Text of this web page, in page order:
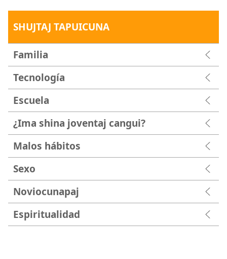
SHUJTAJ TAPUICUNA
Familia
Tecnología
Escuela
¿Ima shina joventaj cangui?
Malos hábitos
Sexo
Noviocunapaj
Espiritualidad